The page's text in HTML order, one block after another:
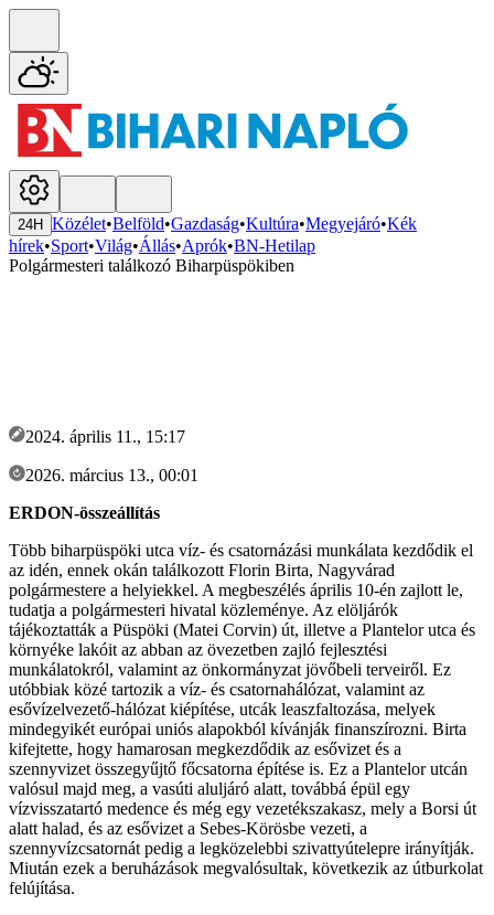
24H Közélet•Belföld•Gazdaság•Kultúra•Megyejáró•Kék
hírek•Sport•Világ•Állás•Aprók•BN-Hetilap
Polgármesteri találkozó Biharpüspökiben
2024. április 11., 15:17
2026. március 13., 00:01
ERDON-összeállítás
Több biharpüspöki utca víz- és csatornázási munkálata kezdődik el
az idén, ennek okán találkozott Florin Birta, Nagyvárad
polgármestere a helyiekkel. A megbeszélés április 10-én zajlott le,
tudatja a polgármesteri hivatal közleménye. Az elöljárók
tájékoztatták a Püspöki (Matei Corvin) út, illetve a Plantelor utca és
környéke lakóit az abban az övezetben zajló fejlesztési
munkálatokról, valamint az önkormányzat jövőbeli terveiről. Ez
utóbbiak közé tartozik a víz- és csatornahálózat, valamint az
esővízelvezető-hálózat kiépítése, utcák leaszfaltozása, melyek
mindegyikét európai uniós alapokból kívánják finanszírozni. Birta
kifejtette, hogy hamarosan megkezdődik az esővizet és a
szennyvizet összegyűjtő főcsatorna építése is. Ez a Plantelor utcán
valósul majd meg, a vasúti aluljáró alatt, továbbá épül egy
vízvisszatartó medence és még egy vezetékszakasz, mely a Borsi út
alatt halad, és az esővizet a Sebes-Körösbe vezeti, a
szennyvízcsatornát pedig a legközelebbi szivattyútelepre irányítják.
Miután ezek a beruházások megvalósultak, következik az útburkolat
felújítása.